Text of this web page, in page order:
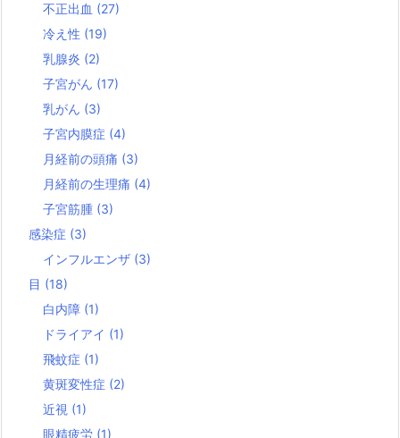
不正出血 (27)
冷え性 (19)
乳腺炎 (2)
子宮がん (17)
乳がん (3)
子宮内膜症 (4)
月経前の頭痛 (3)
月経前の生理痛 (4)
子宮筋腫 (3)
感染症 (3)
インフルエンザ (3)
目 (18)
白内障 (1)
ドライアイ (1)
飛蚊症 (1)
黄斑変性症 (2)
近視 (1)
眼精疲労 (1)